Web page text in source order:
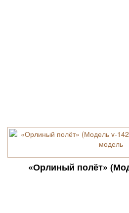
«Орлиный полёт»